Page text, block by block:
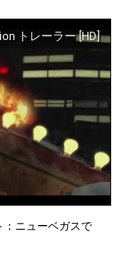
トレーラー [HD]
：ニューベガスで